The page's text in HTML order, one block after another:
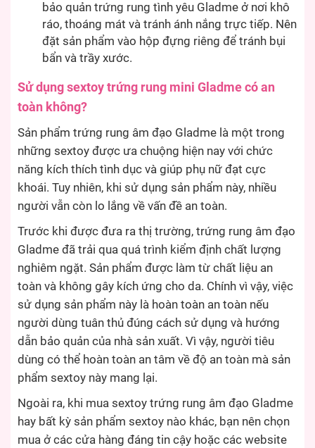
bảo quản trứng rung tình yêu Gladme ở nơi khô
ráo, thoáng mát và tránh ánh nắng trực tiếp. Nên
đặt sản phẩm vào hộp đựng riêng để tránh bụi
bẩn và trầy xước.
Sử dụng sextoy trứng rung mini Gladme có an
toàn không?
Sản phẩm trứng rung âm đạo Gladme là một trong
những sextoy được ưa chuộng hiện nay với chức
năng kích thích tình dục và giúp phụ nữ đạt cực
khoái. Tuy nhiên, khi sử dụng sản phẩm này, nhiều
người vẫn còn lo lắng về vấn đề an toàn.
Trước khi được đưa ra thị trường, trứng rung âm đạo
Gladme đã trải qua quá trình kiểm định chất lượng
nghiêm ngặt. Sản phẩm được làm từ chất liệu an
toàn và không gây kích ứng cho da. Chính vì vậy, việc
sử dụng sản phẩm này là hoàn toàn an toàn nếu
người dùng tuân thủ đúng cách sử dụng và hướng
dẫn bảo quản của nhà sản xuất. Vì vậy, người tiêu
dùng có thể hoàn toàn an tâm về độ an toàn mà sản
phẩm sextoy này mang lại.
Ngoài ra, khi mua sextoy trứng rung âm đạo Gladme
hay bất kỳ sản phẩm sextoy nào khác, bạn nên chọn
mua ở các cửa hàng đáng tin cậy hoặc các website